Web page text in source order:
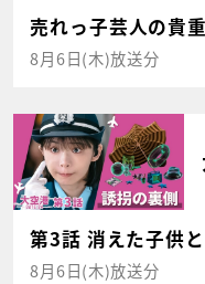
売れっ子芸人の貴
8月6日(木)放送分
第3話 消えた子供
8月6日(木)放送分